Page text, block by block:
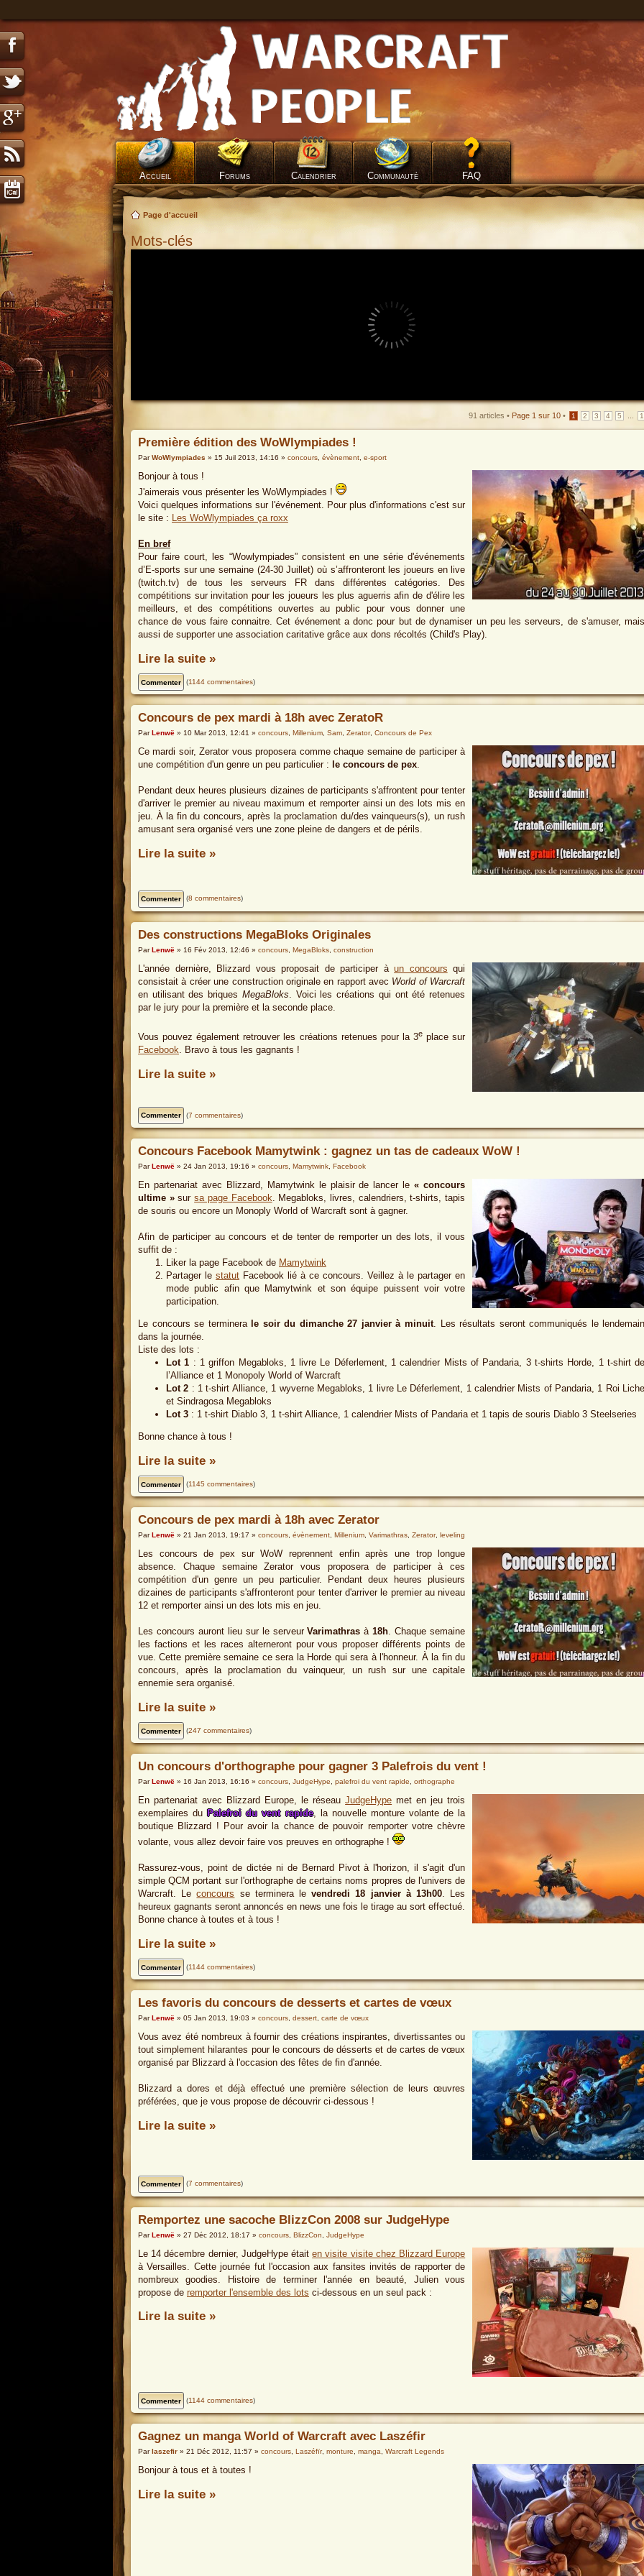
Accueil Forums Calendrier Communauté FAQ
Page d'accueil
Mots-clés
91 articles • Page 1 sur 10 • 1 2 3 4 5
Première édition des WoWlympiades !
ParWoWlympiades » 15 Juil 2013, 14:16 » concours évènement e-sport
Bonjour à tous !
J'aimerais vous présenter les WoWlympiades !
Voici quelques informations sur l'événement. Pour plus d'informations c'est sur
le site : Les WoWlympiades ça roxx
En bref
Pour faire court, les “Wowlympiades” consistent en une série d'événements
d’E-sports sur une semaine (24-30 Juillet) où s’affronteront les joueurs en live
(twitch.tv) de tous les serveurs FR dans différentes catégories. Des
compétitions sur invitation pour les joueurs les plus aguerris afin de d'élire les
meilleurs, et des compétitions ouvertes au public pour vous donner une
chance de vous faire connaitre. Cet événement a donc pour but de dynamiser un peu les serveurs, de s'amuser, mais
aussi de supporter une association caritative grâce aux dons récoltés (Child's Play).
Lire la suite »
(1144 commentaires)
Concours de pex mardi à 18h avec ZeratoR
ParLenwë » 10 Mar 2013, 12:41 » concours Millenium Sam Zerator, Concours de Pex
Ce mardi soir, Zerator vous proposera comme chaque semaine de participer à
une compétition d'un genre un peu particulier : le concours de pex.
Pendant deux heures plusieurs dizaines de participants s'affrontent pour tenter
d'arriver le premier au niveau maximum et remporter ainsi un des lots mis en
jeu. À la fin du concours, après la proclamation du/des vainqueurs(s), un rush
amusant sera organisé vers une zone pleine de dangers et de périls.
Lire la suite »
(8 commentaires)
Des constructions MegaBloks Originales
ParLenwë » 16 Fév 2013, 12:46 » concours MegaBloks construction
L'année dernière, Blizzard vous proposait de participer àun concours qui
consistait à créer une construction originale en rapport avec World of Warcraft
en utilisant des briques MegaBloks . Voici les créations qui ont été retenues
par le jury pour la première et la seconde place.
Vous pouvez également retrouver les créations retenues pour la 3eplace sur
Facebook . Bravo à tous les gagnants !
Lire la suite »
(7 commentaires)
Concours Facebook Mamytwink : gagnez un tas de cadeaux WoW !
ParLenwë » 24 Jan 2013, 19:16 » concours Mamytwink Facebook
En partenariat avec Blizzard, Mamytwink le plaisir de lancer le« concours
ultime »sursa page Facebook. Megabloks, livres, calendriers, t-shirts, tapis
de souris ou encore un Monoply World of Warcraft sont à gagner.
Afin de participer au concours et de tenter de remporter un des lots, il vous
suffit de :
Liker la page Facebook de Mamytwink
Partager lestatut Facebook lié à ce concours. Veillez à le partager en
mode public afin que Mamytwink et son équipe puissent voir votre
participation.
Le concours se terminera le soir du dimanche 27 janvier à minuit. Les résultats seront communiqués le lendemain
dans la journée.
Liste des lots :
Lot 1 : 1 griffon Megabloks, 1 livre Le Déferlement, 1 calendrier Mists of Pandaria, 3 t-shirts Horde, 1 t-shirt de
l’Alliance et 1 Monopoly World of Warcraft
Lot 2 : 1 t-shirt Alliance, 1 wyverne Megabloks, 1 livre Le Déferlement, 1 calendrier Mists of Pandaria, 1 Roi Liche
et Sindragosa Megabloks
Lot 3 : 1 t-shirt Diablo 3, 1 t-shirt Alliance, 1 calendrier Mists of Pandaria et 1 tapis de souris Diablo 3 Steelseries
Bonne chance à tous !
Lire la suite »
(1145 commentaires)
Concours de pex mardi à 18h avec Zerator
ParLenwë » 21 Jan 2013, 19:17 » concours évènement Millenium Varimathras Zerator, leveling
Les concours de pex sur WoW reprennent enfin après une trop longue
absence. Chaque semaine Zerator vous proposera de participer à ces
compétition d'un genre un peu particulier. Pendant deux heures plusieurs
dizaines de participants s'affronteront pour tenter d'arriver le premier au niveau
12 et remporter ainsi un des lots mis en jeu.
Les concours auront lieu sur le serveurVarimathras à18h. Chaque semaine
les factions et les races alterneront pour vous proposer différents points de
vue. Cette première semaine ce sera la Horde qui sera à l'honneur. À la fin du
concours, après la proclamation du vainqueur, un rush sur une capitale
ennemie sera organisé.
Lire la suite »
(247 commentaires)
Un concours d'orthographe pour gagner 3 Palefrois du vent !
ParLenwë » 16 Jan 2013, 16:16 » concours JudgeHype palefroi du vent rapide orthographe
En partenariat avec Blizzard Europe, le réseauJudgeHype met en jeu trois
exemplaires du Palefroi du vent rapide, la nouvelle monture volante de la
boutique Blizzard ! Pour avoir la chance de pouvoir remporter votre chèvre
volante, vous allez devoir faire vos preuves en orthographe !
Rassurez-vous, point de dictée ni de Bernard Pivot à l'horizon, il s'agit d'un
simple QCM portant sur l'orthographe de certains noms propres de l'univers de
Warcraft. Leconcours se terminera levendredi 18 janvier à 13h00. Les
heureux gagnants seront annoncés en news une fois le tirage au sort effectué.
Bonne chance à toutes et à tous !
Lire la suite »
(1144 commentaires)
Les favoris du concours de desserts et cartes de vœux
ParLenwë » 05 Jan 2013, 19:03 » concours dessert carte de vœux
Vous avez été nombreux à fournir des créations inspirantes, divertissantes ou
tout simplement hilarantes pour le concours de désserts et de cartes de vœux
organisé par Blizzard à l'occasion des fêtes de fin d'année.
Blizzard a dores et déjà effectué une première sélection de leurs œuvres
préférées, que je vous propose de découvrir ci-dessous !
Lire la suite »
(7 commentaires)
Remportez une sacoche BlizzCon 2008 sur JudgeHype
ParLenwë » 27 Déc 2012, 18:17 » concours BlizzCon JudgeHype
Le 14 décembre dernier, JudgeHype étaiten visite visite chez Blizzard Europe
à Versailles. Cette journée fut l'occasion aux fansites invités de rapporter de
nombreux goodies. Histoire de terminer l'année en beauté, Julien vous
propose de remporter l'ensemble des lots ci-dessous en un seul pack :
Lire la suite »
(1144 commentaires)
Gagnez un manga World of Warcraft avec Laszéfir
Parlaszefir » 21 Déc 2012, 11:57 » concours Laszéfïr, monture manga Warcraft Legends
Bonjour à tous et à toutes !
Lire la suite »